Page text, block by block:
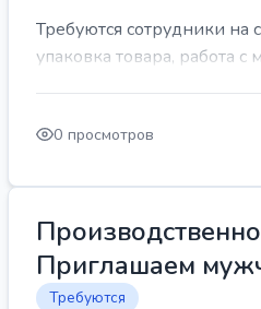
Требуются сотрудники
упаковка товара, работа с
0 просмотров
Приглашаем
Требуются